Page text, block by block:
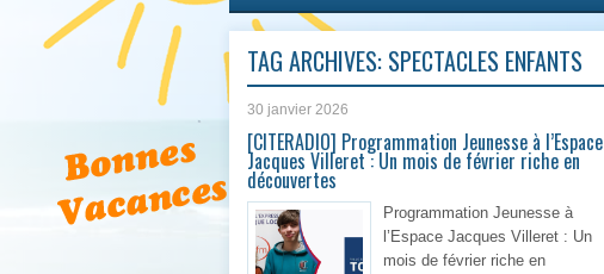
TAG ARCHIVES: SPECTACLES ENFANTS
30 janvier 2026
[CITERADIO] Programmation Jeunesse à l’Espace
Jacques Villeret : Un mois de février riche en
découvertes
Programmation Jeunesse à
l’Espace Jacques Villeret : Un
mois de février riche en